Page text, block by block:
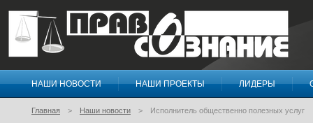
Правосознание
НАШИ НОВОСТИ НАШИ ПРОЕКТЫ ЛИДЕРЫ
Главная Наши новости Исполнитель общественно полезных услуг